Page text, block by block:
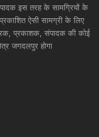
इस तरह के सामग्रियों के
ऐसी सामग्री के लिए
प्रकाशक, संपादक की कोई
जगदलपुर होगा